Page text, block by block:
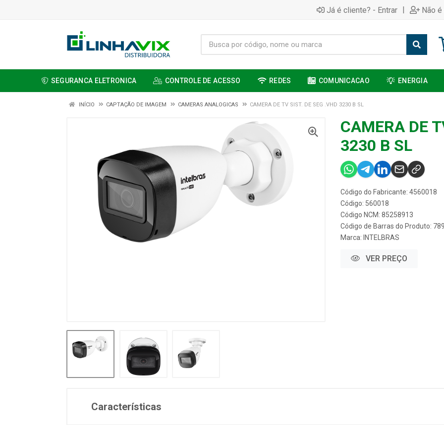
Já é cliente? - Entrar | Não
SEGURANCA ELETRONICA CONTROLE DE ACESSO REDES COMUNICACAO ENERGIA
INÍCIO CAPTAÇÃO DE IMAGEM CAMERAS ANALOGICAS CAMERA DE TV SIST. DE SEG .VHD 3230 B SL
CAMERA DE
3230 B SL
Código do Fabricante: 4560018
Código: 560018
Código NCM: 85258913
Código de Barras do Produto:
Marca: INTELBRAS
VER PREÇO
Características